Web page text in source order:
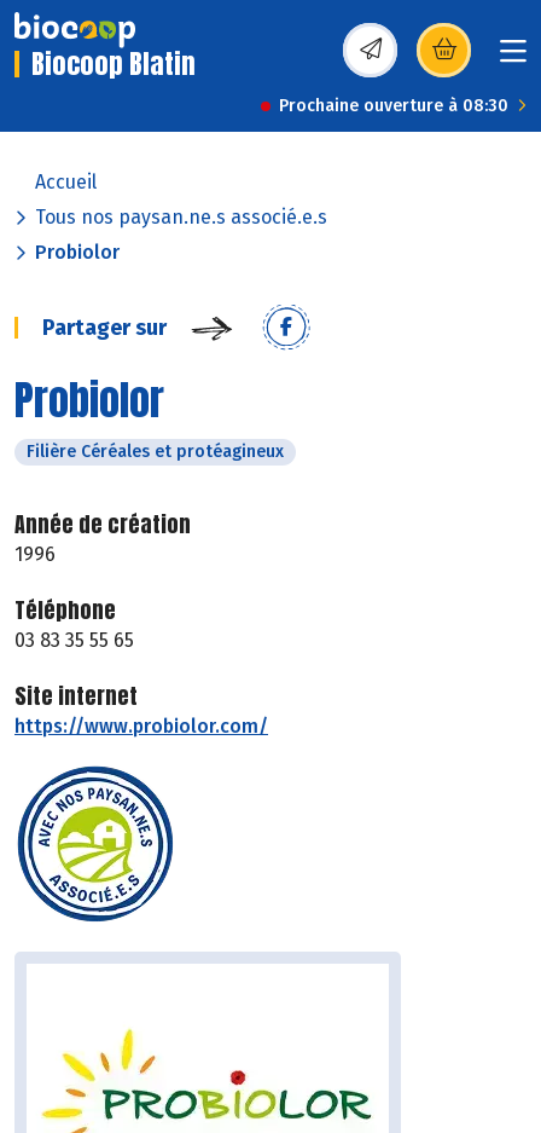
Biocoop Blatin (s’ouvre dans une
Prochaine ouverture à 08:30
Accueil
Tous nos paysan.ne.s associé.e.s
Probiolor
Partager sur
Probiolor
Filière Céréales et protéagineux
Année de création
1996
Téléphone
03 83 35 55 65
Site internet
https://www.probiolor.com/